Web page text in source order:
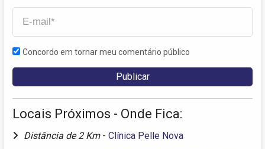
Concordo em tornar meu comentário público
Locais Próximos - Onde Fica:
Distância de 2 Km - Clínica Pelle Nova